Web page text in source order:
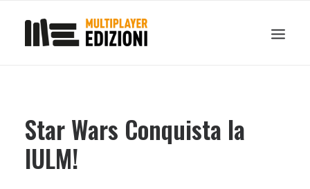
IN EVIDENZA
NEWS
CONTATTI
Star Wars Conquista la
IULM!